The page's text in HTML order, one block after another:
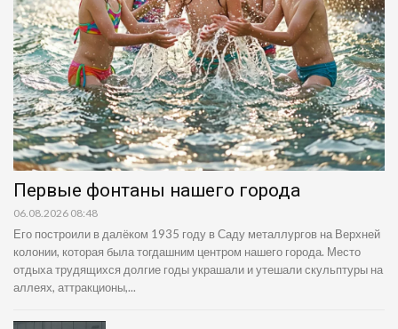
Первые фонтаны нашего города
06.08.2026 08:48
Его построили в далёком 1935 году в Саду металлургов на Верхней
колонии, которая была тогдашним центром нашего города. Место
отдыха трудящихся долгие годы украшали и утешали скульптуры на
аллеях, аттракционы,...